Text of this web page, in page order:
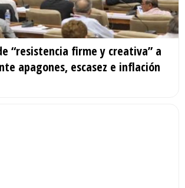
“resistencia firme y creativa” a
apagones, escasez e inflación